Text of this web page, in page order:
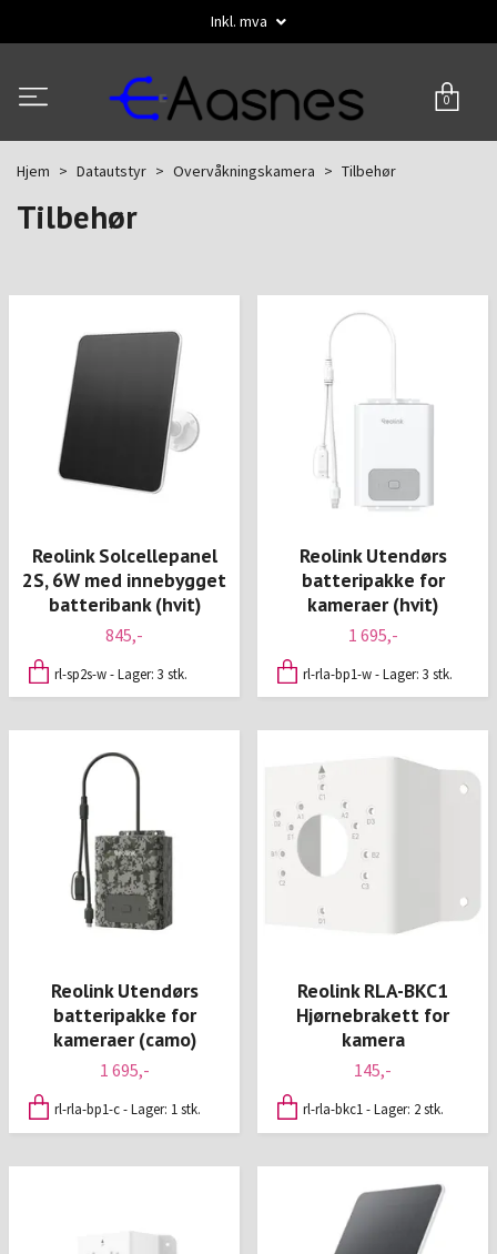
Inkl. mva
0
Hjem Datautstyr Overvåkningskamera Tilbehør
Tilbehør
Reolink Solcellepanel
2S, 6W med innebygget
batteribank (hvit)
845,-
rl-sp2s-w - Lager: 3 stk.
Reolink Utendørs
batteripakke for
kameraer (hvit)
1 695,-
rl-rla-bp1-w - Lager: 3 stk.
Reolink Utendørs
batteripakke for
kameraer (camo)
1 695,-
rl-rla-bp1-c - Lager: 1 stk.
Reolink RLA-BKC1
Hjørnebrakett for
kamera
145,-
rl-rla-bkc1 - Lager: 2 stk.